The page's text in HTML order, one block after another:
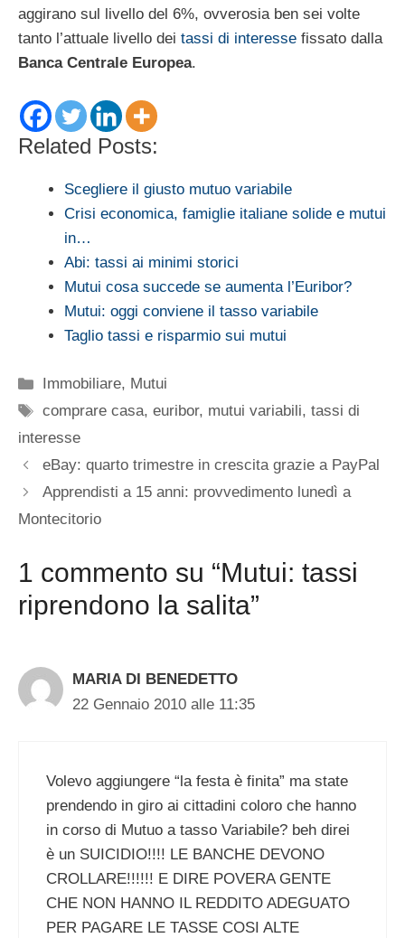
aggirano sul livello del 6%, ovverosia ben sei volte
tanto l’attuale livello dei tassi di interesse fissato dalla
Banca Centrale Europea.
Related Posts:
Scegliere il giusto mutuo variabile
Crisi economica, famiglie italiane solide e mutui
in…
Abi: tassi ai minimi storici
Mutui cosa succede se aumenta l’Euribor?
Mutui: oggi conviene il tasso variabile
Taglio tassi e risparmio sui mutui
Categorie
Immobiliare, Mutui
Tag
comprare casa,euribor, mutui variabili,tassi di
interesse
eBay: quarto trimestre in crescita grazie a PayPal
Apprendisti a 15 anni: provvedimento lunedì a
Montecitorio
1 commento su “Mutui: tassi
riprendono la salita”
MARIA DI BENEDETTO
22 Gennaio 2010 alle 11:35
Volevo aggiungere “la festa è finita” ma state
prendendo in giro ai cittadini coloro che hanno
in corso di Mutuo a tasso Variabile? beh direi
è un SUICIDIO!!!! LE BANCHE DEVONO
CROLLARE!!!!!! E DIRE POVERA GENTE
CHE NON HANNO IL REDDITO ADEGUATO
PER PAGARE LE TASSE COSI ALTE